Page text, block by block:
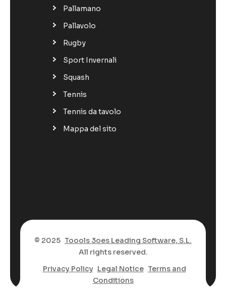
Pallamano
Pallavolo
Rugby
Sport Invernali
Squash
Tennis
Tennis da tavolo
Mappa del sito
© 2025 Toools 3oes Leading Software, S.L.
All rights reserved.
Privacy Policy Legal Notice Terms and
Conditions